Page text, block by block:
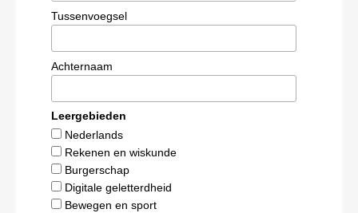
Tussenvoegsel
Achternaam
Leergebieden
Nederlands
Rekenen en wiskunde
Burgerschap
Digitale geletterdheid
Bewegen en sport